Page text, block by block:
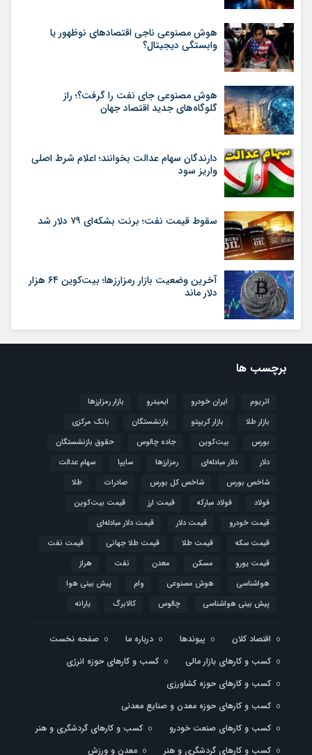
هوش مصنوعی ناجی اقتصادهای نوظهور یا
وابستگی دیجیتال؟
هوش مصنوعی جای نفت را گرفت؟؛ راز
گلوگاه‌های جدید اقتصاد جهان
دارندگان سهام عدالت بخوانند؛ اعلام شرط اصلی
واریز سود
سقوط قیمت نفت؛ برنت بشکه‌ای ۷۹ دلار شد
آخرین وضعیت بازار رمزارزها؛ بیت‌کوین ۶۴ هزار
دلار ماند
برچسب ها
اتریوم ایران خودرو ایمیدرو
بازار رمزارزها
بازار طلا
بازار کریپتو بازنشستگان
بانک مرکزی
بورس
بیت‌کوین جاده چالوس
حقوق بازنشستگان
دلار
دلار مبادله‌ای رمزارزها سایپا
سهام عدالت
شاخص بورس
شاخص کل بورس صادرات
طلا
فولاد
فولاد مبارکه قیمت ارز
قیمت بیت‌کوین
قیمت خودرو
قیمت دلار
قیمت دلار مبادله‌ای
قیمت سکه
قیمت طلا قیمت طلا جهانی
قیمت نفت
قیمت یورو
مسکن معدن نفت
هراز
هواشناسی
هوش مصنوعی وام
پیش بینی هوا
پیش بینی هواشناسی
چالوس کالابرگ یارانه
اقتصاد کلان پیوندها درباره ما
صفحه نخست
کسب و کارهای بازار مالی
کسب و کارهای حوزه انرژی
کسب و کارهای حوزه کشاورزی
کسب و کارهای حوزه معدن و صنایع معدنی
کسب و کارهای صنعت خودرو
کسب و کارهای گردشگری و هنر
کسب و کارهای گردشگری و هنر
معدن و ورزش